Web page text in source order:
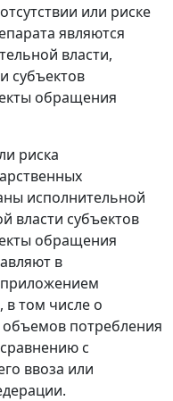
или риске
являются
власти,
субъектов
обращения
риска
исполнительной
власти субъектов
обращения
в
том числе о
потребления
с
ввоза или